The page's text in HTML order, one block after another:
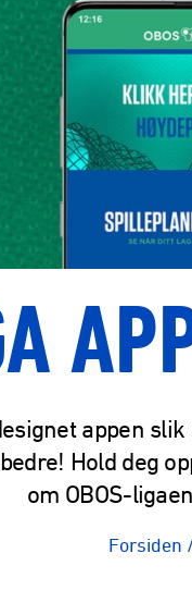
appen
Hold deg
om OBOS-
Forsiden